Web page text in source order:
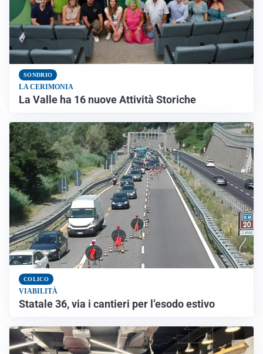
SONDRIO
LA CERIMONIA
La Valle ha 16 nuove Attività Storiche
COLICO
VIABILITÀ
Statale 36, via i cantieri per l’esodo estivo